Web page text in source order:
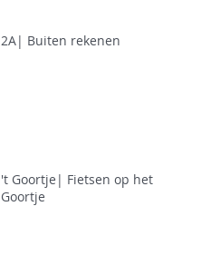
2A| Buiten rekenen
't Goortje| Fietsen op het
Goortje